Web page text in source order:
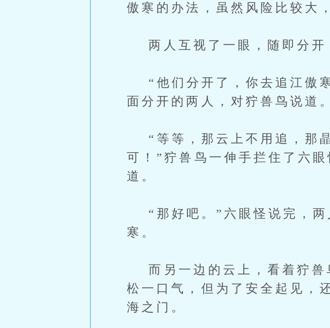
傲寒的办法，虽然风险比较大
两人互视了一眼，随即分开
“他们分开了，你去追江傲
面分开的两人，对狞兽鸟说道。
“等等，那云上不用追，那
可！”狞兽鸟一伸手拦住了六
道。
“那好吧。”六眼怪说完，两
寒。
而另一边的云上，看着狞兽
松一口气，但为了安全起见，
海之门。